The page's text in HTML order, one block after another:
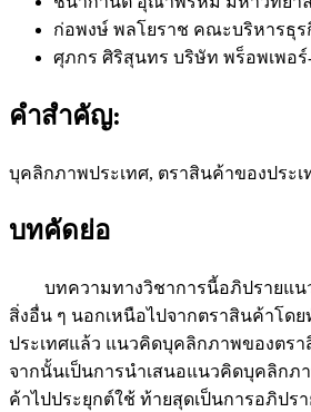
ก่อพงษ์ พลโยราช คณะบริหารธุ
ศุภกร ศิริสุนทร บริษัท พร็อพเพอ
คำสำคัญ:
บุคลิกภาพประเทศ, ตราสินค้าของประ
บทคัดย่อ
บทความทางวิชาการนี้อภิปรายแนว
สิ่งอื่น ๆ นอกเหนือไปจากตราสินค้าโด
ประเทศแล้ว แนวคิดบุคลิกภาพของตร
จากนั้นเป็นการนำเสนอแนวคิดบุคลิก
ค้าไปประยุกต์ใช้ ท้ายสุดเป็นการอภิป